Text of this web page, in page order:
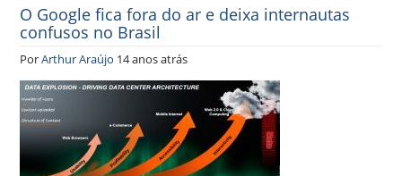
O Google fica fora do ar e deixa internautas
confusos no Brasil
PorArthur Araújo 14 anos atrás